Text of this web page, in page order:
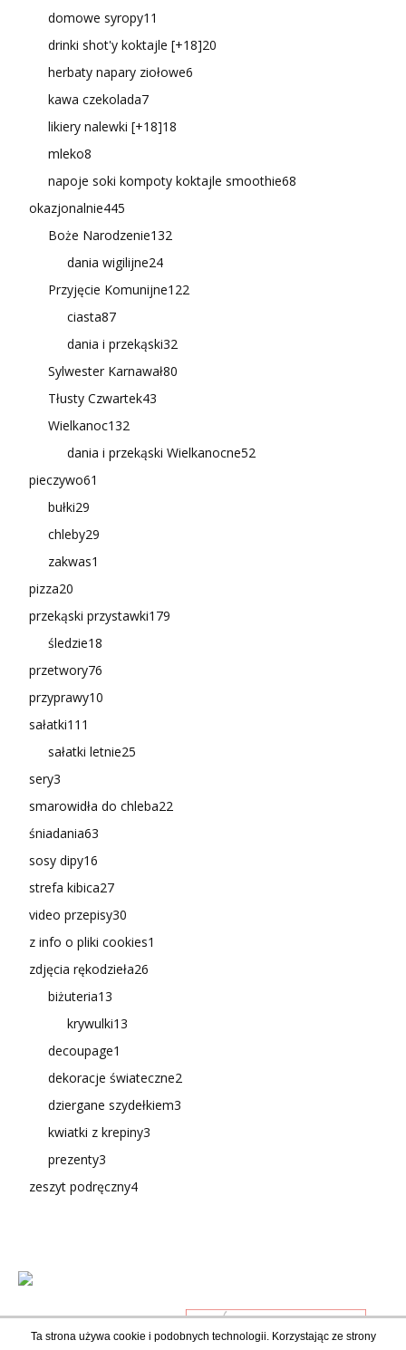
domowe syropy11
drinki shot'y koktajle [+18]20
herbaty napary ziołowe6
kawa czekolada7
likiery nalewki [+18]18
mleko8
napoje soki kompoty koktajle smoothie68
okazjonalnie445
Boże Narodzenie132
dania wigilijne24
Przyjęcie Komunijne122
ciasta87
dania i przekąski32
Sylwester Karnawał80
Tłusty Czwartek43
Wielkanoc132
dania i przekąski Wielkanocne52
pieczywo61
bułki29
chleby29
zakwas1
pizza20
przekąski przystawki179
śledzie18
przetwory76
przyprawy10
sałatki111
sałatki letnie25
sery3
smarowidła do chleba22
śniadania63
sosy dipy16
strefa kibica27
video przepisy30
z info o pliki cookies1
zdjęcia rękodzieła26
biżuteria13
krywulki13
decoupage1
dekoracje świateczne2
dziergane szydełkiem3
kwiatki z krepiny3
prezenty3
zeszyt podręczny4
Ta strona używa cookie i podobnych technologii. Korzystając ze strony